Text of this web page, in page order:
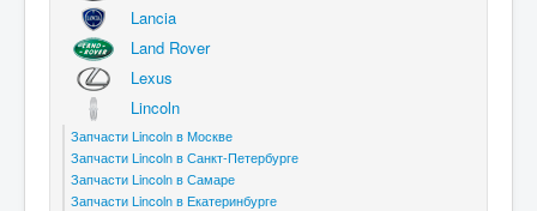
Lancia
Land Rover
Lexus
Lincoln
Запчасти Lincoln в Москве
Запчасти Lincoln в Санкт-Петербурге
Запчасти Lincoln в Самаре
Запчасти Lincoln в Екатеринбурге